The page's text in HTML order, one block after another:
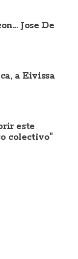
Jose De
a Eivissa
este
colectivo"